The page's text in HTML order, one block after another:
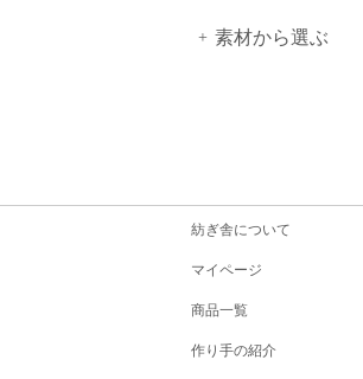
+ 素材から選ぶ
紡ぎ舎について
マイページ
商品一覧
作り手の紹介